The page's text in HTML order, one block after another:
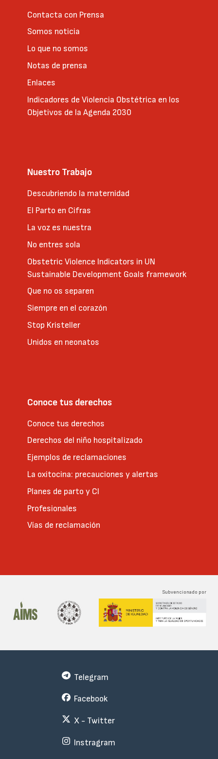
Contacta con Prensa
Somos noticia
Lo que no somos
Notas de prensa
Enlaces
Indicadores de Violencia Obstétrica en los
Objetivos de la Agenda 2030
Nuestro Trabajo
Descubriendo la maternidad
El Parto en Cifras
La voz es nuestra
No entres sola
Obstetric Violence Indicators in UN
Sustainable Development Goals framework
Que no os separen
Siempre en el corazón
Stop Kristeller
Unidos en neonatos
Conoce tus derechos
Conoce tus derechos
Derechos del niño hospitalizado
Ejemplos de reclamaciones
La oxitocina: precauciones y alertas
Planes de parto y CI
Profesionales
Vías de reclamación
Subvencionado por
Telegram
Facebook
X - Twitter
Instragram